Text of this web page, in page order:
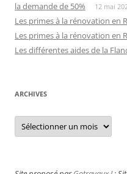
la demande de 50%
12 mai
Les primes à la rénovation en
Les primes à la rénovation en
Les différentes aides de la
ARCHIVES
Archives